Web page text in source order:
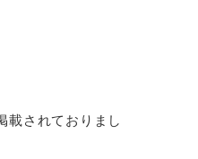
載されておりまし